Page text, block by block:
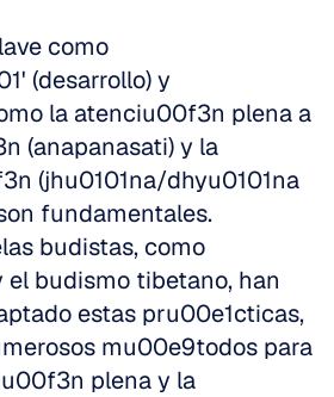
como
(desarrollo) y
la atenciu00f3n plena a
(anapanasati) y la
(jhu0101na/dhyu0101na
fundamentales.
budistas, como
el budismo tibetano, han
estas pru00e1cticas,
mu00e9todos para
plena y la